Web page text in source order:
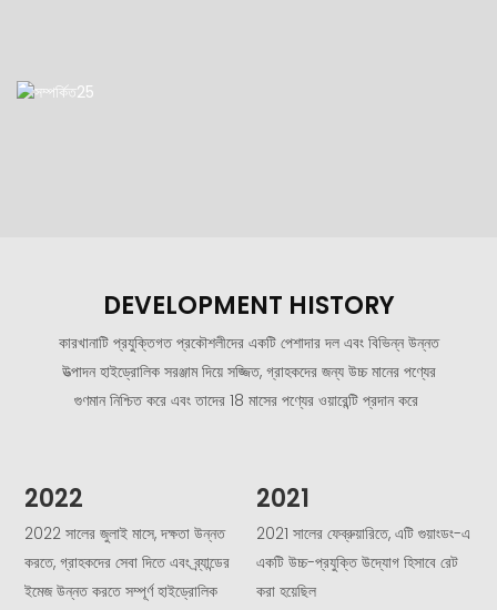
DEVELOPMENT HISTORY
কারখানাটি প্রযুক্তিগত প্রকৌশলীদের একটি পেশাদার দল এবং বিভিন্ন উন্নত
উত্পাদন হাইড্রোলিক সরঞ্জাম দিয়ে সজ্জিত, গ্রাহকদের জন্য উচ্চ মানের পণ্যের
গুণমান নিশ্চিত করে এবং তাদের 18 মাসের পণ্যের ওয়ারেন্টি প্রদান করে
2022
2022 সালের জুলাই মাসে, দক্ষতা উন্নত
করতে, গ্রাহকদের সেবা দিতে এবং ব্র্যান্ডের
ইমেজ উন্নত করতে সম্পূর্ণ হাইড্রোলিক
2021
2021 সালের ফেব্রুয়ারিতে, এটি গুয়াংডং-এ
একটি উচ্চ-প্রযুক্তি উদ্যোগ হিসাবে রেট
করা হয়েছিল